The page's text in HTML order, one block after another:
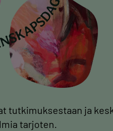
tutkimuksestaan ja
tarjoten.